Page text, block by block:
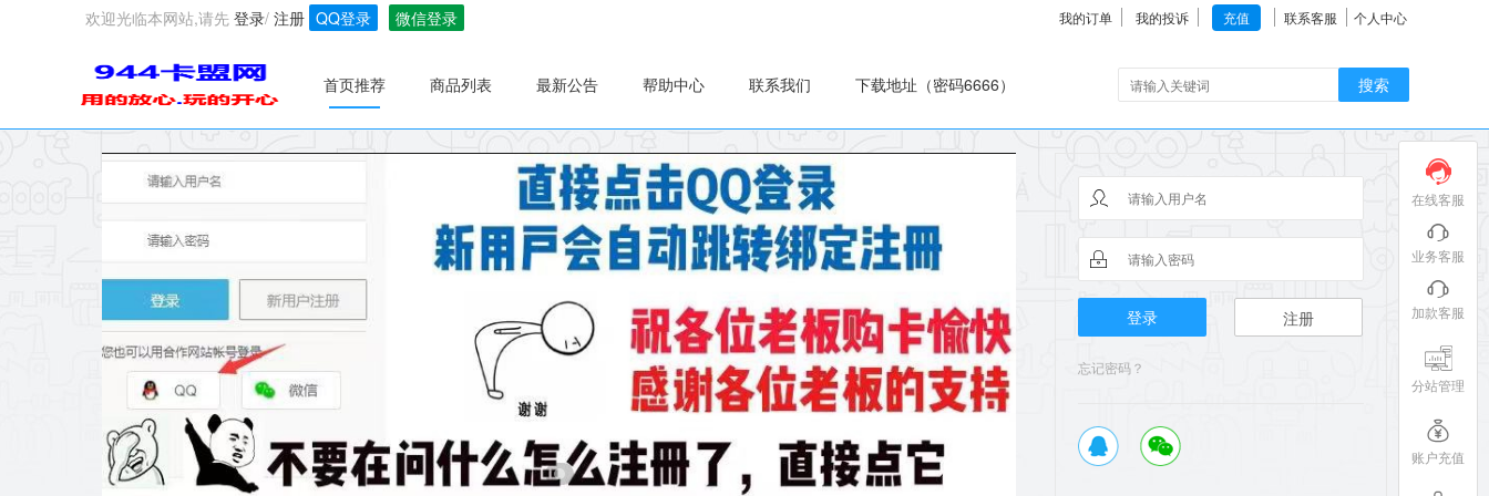
欢迎光临本网站,请先 登录/ 注册 QQ登录 微信登录 我的订单 我的投诉 充值 联系客服 个人中心
首页推荐 商品列表 最新公告 帮助中心 联系我们 下载地址（密码6666） 搜索
登录 注册
忘记密码？
在线客服
业务客服
加款客服
分站管理
账户充值